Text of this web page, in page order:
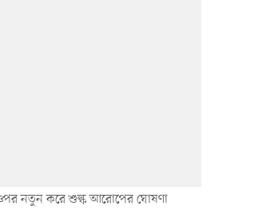
ওপর নতুন করে শুল্ক আরোপের ঘোষণা